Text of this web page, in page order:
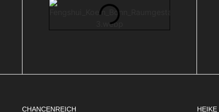
CHANCENREICH